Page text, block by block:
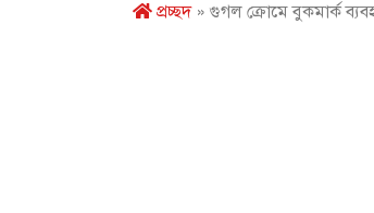
প্রচ্ছদ» গুগল ক্রোমে বুকমার্ক